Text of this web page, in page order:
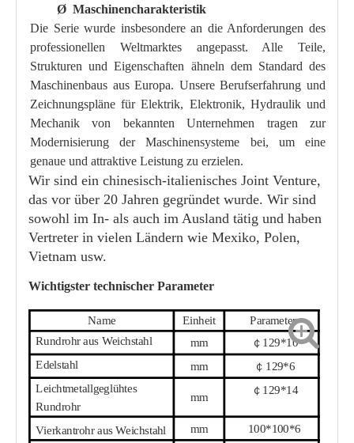
Ø Maschinencharakteristik
Die Serie wurde insbesondere an die Anforderungen des
professionellen Weltmarktes angepasst. Alle Teile,
Strukturen und Eigenschaften ähneln dem Standard des
Maschinenbaus aus Europa. Unsere Berufserfahrung und
Zeichnungspläne für Elektrik, Elektronik, Hydraulik und
Mechanik von bekannten Unternehmen tragen zur
Modernisierung der Maschinensysteme bei, um eine
genaue und attraktive Leistung zu erzielen.
Wir sind ein chinesisch-italienisches Joint Venture,
das vor über 20 Jahren gegründet wurde. Wir sind
sowohl im In- als auch im Ausland tätig und haben
Vertreter in vielen Ländern wie Mexiko, Polen,
Vietnam usw.
Wichtigster technischer Parameter
Name Einheit
Parameter
Rundrohr aus Weichstahl
mm ￠ 129*10
Edelstahl
mm ￠ 129*6
Leichtmetallgeglühtes
Rundrohr
mm
￠ 129*14
Vierkantrohr aus Weichstahl mm 100*100*6